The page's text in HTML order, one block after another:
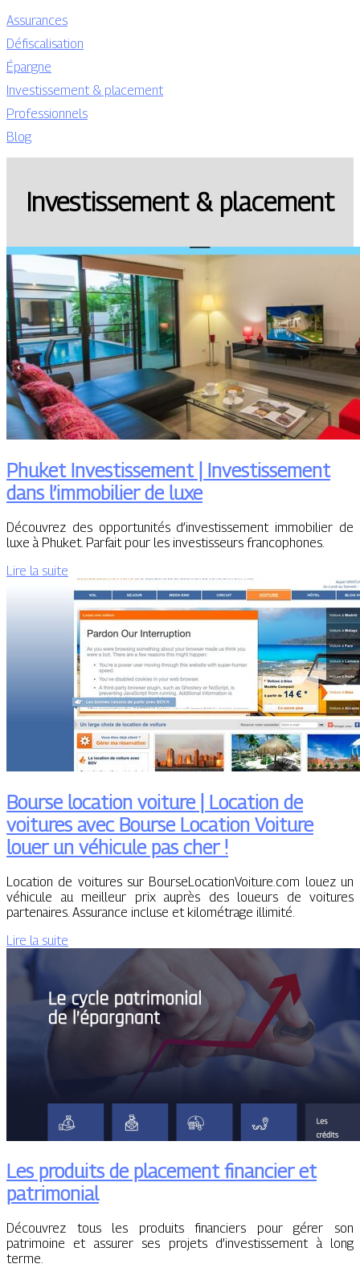
Assurances
Défiscalisation
Épargne
Investissement & placement
Professionnels
Blog
Investissement & placement
Phuket Investissement | Investissement
dans l’immobilier de luxe
Découvrez des opportunités d’investissement immobilier de
luxe à Phuket. Parfait pour les investisseurs francophones.
Lire la suite
Bourse location voiture | Location de
voitures avec Bourse Location Voiture
louer un véhicule pas cher !
Location de voitures sur BourseLocationVoiture.com louez un
véhicule au meilleur prix auprès des loueurs de voitures
partenaires. Assurance incluse et kilométrage illimité.
Lire la suite
Les produits de placement financier et
patrimonial
Découvrez tous les produits financiers pour gérer son
patrimoine et assurer ses projets d’investissement à long
terme.